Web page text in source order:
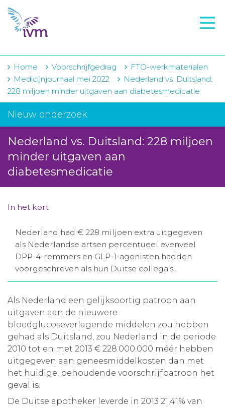
VMI
FTO voorbereiding
IVM-academie
Zorginstellingen
Projecten
Over IVM
Actueel
Aanmelden nieuwsbrief
Inloggen
Toegang leeromgeving
Home Voorschrijfgedrag
FTO-werkmaterialen
Medicijnjournaal mei 2022
Nederland vs. Duitsland:
228 miljoen minder uitgaven aan diabetesmedicatie
Nieuw onderzoek
Nederland vs. Duitsland: 228 miljoen
minder uitgaven aan
diabetesmedicatie
In het kort
Nederland had € 228 miljoen extra uitgegeven
als Nederlandse artsen percentueel evenveel
DPP-4-remmers en GLP-1-agonisten hadden
voorgeschreven als hun Duitse collega's.
Als Nederland een gelijksoortig patroon aan
uitgaven aan de nieuwere
bloedglucoseverlagende middelen zou hebben
gehad als Duitsland, zou Nederland in de periode
2010 tot en met 2013 € 228.000.000 méér hebben
uitgegeven aan geneesmiddelkosten dan met
het huidige, behoudende voorschrijfpatroon het
geval is.
De Duitse apotheker leverde in 2013 21,41% van